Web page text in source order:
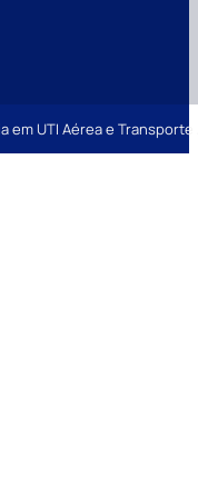
em UTI Aérea e